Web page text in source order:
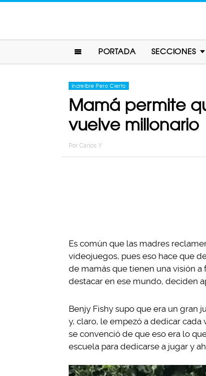
PORTADA SECCIONES
Increíble Pero Cierto
Mamá permite
vuelve millonario
Por Carlos Y
Es común que las madres
videojuegos, pues eso hace que
de mamás que tienen una visión
destacar en ese mundo, deciden
Benjy Fishy supo que era un gran
y, claro, le empezó a dedicar
se convenció de que eso era lo
escuela para dedicarse a jugar y